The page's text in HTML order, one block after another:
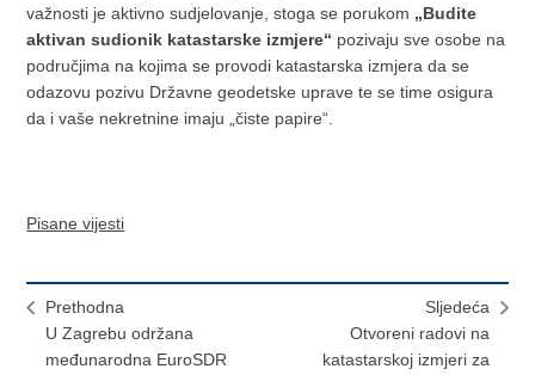
važnosti je aktivno sudjelovanje, stoga se porukom „Budite
aktivan sudionik katastarske izmjere“ pozivaju sve osobe na
područjima na kojima se provodi katastarska izmjera da se
odazovu pozivu Državne geodetske uprave te se time osigura
da i vaše nekretnine imaju „čiste papire“.
Pisane vijesti
Prethodna
U Zagrebu održana
međunarodna EuroSDR
Sljedeća
Otvoreni radovi na
katastarskoj izmjeri za